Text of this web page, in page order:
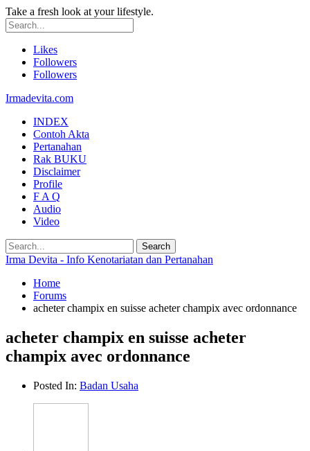
Take a fresh look at your lifestyle.
Likes
Followers
Followers
Irmadevita.com
INDEX
Contoh Akta
Pertanahan
Rak BUKU
Disclaimer
Profile
F A Q
Audio
Video
Irma Devita - Info Kenotariatan dan Pertanahan
Home
Forums
acheter champix en suisse acheter champix avec ordonnance
acheter champix en suisse acheter
champix avec ordonnance
Posted In: Badan Usaha